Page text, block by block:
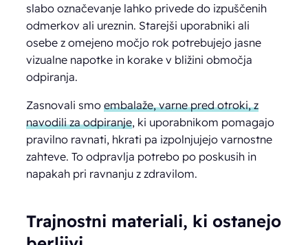
slabo označevanje lahko privede do izpuščenih
odmerkov ali ureznin. Starejši uporabniki ali
osebe z omejeno močjo rok potrebujejo jasne
vizualne napotke in korake v bližini območja
odpiranja.
Zasnovali smoembalaže, varne pred otroki, z
navodili za odpiranje, ki uporabnikom pomagajo
pravilno ravnati, hkrati pa izpolnjujejo varnostne
zahteve. To odpravlja potrebo po poskusih in
napakah pri ravnanju z zdravilom.
Trajnostni materiali, ki ostanejo